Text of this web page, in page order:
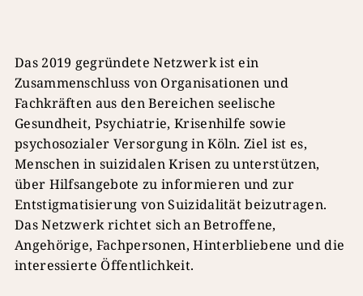
Das 2019 gegründete Netzwerk ist ein
Zusammenschluss von Organisationen und
Fachkräften aus den Bereichen seelische
Gesundheit, Psychiatrie, Krisenhilfe sowie
psychosozialer Versorgung in Köln. Ziel ist es,
Menschen in suizidalen Krisen zu unterstützen,
über Hilfsangebote zu informieren und zur
Entstigmatisierung von Suizidalität beizutragen.
Das Netzwerk richtet sich an Betroffene,
Angehörige, Fachpersonen, Hinterbliebene und die
interessierte Öffentlichkeit.